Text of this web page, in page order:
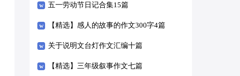
五一劳动节日记合集15篇
【精选】感人的故事的作文300字4篇
关于说明文台灯作文汇编十篇
【精选】三年级叙事作文七篇